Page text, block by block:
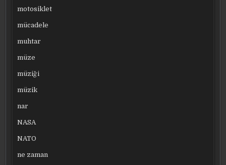
motosiklet
mücadele
muhtar
müze
müziği
müzik
nar
NASA
NATO
ne zaman